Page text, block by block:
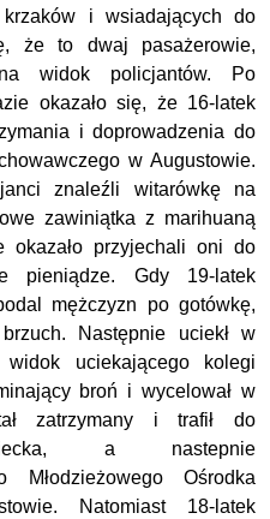
i wsiadających do
że to dwaj pasażerowie,
widok policjantów. Po
okazało się, że 16-latek
i doprowadzenia do
w Augustowie.
znaleźli witarówkę na
zawiniątka z marihuaną
przyjechali oni do
pieniądze. Gdy 19-latek
mężczyzn po gotówkę,
Następnie uciekł w
uciekającego kolegi
broń i wycelował w
zatrzymany i trafił do
a nastepnie
Młodzieżowego Ośrodka
Natomiast 18-latek